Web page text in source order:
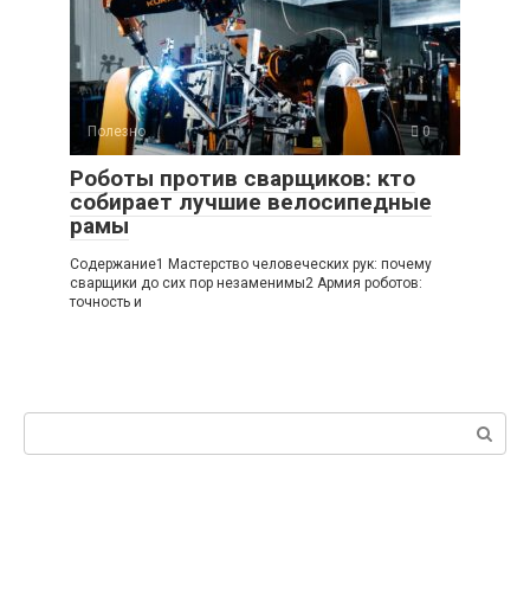
Полезно 0
Роботы против сварщиков: кто
собирает лучшие велосипедные
рамы
Содержание1 Мастерство человеческих рук: почему
сварщики до сих пор незаменимы2 Армия роботов:
точность и